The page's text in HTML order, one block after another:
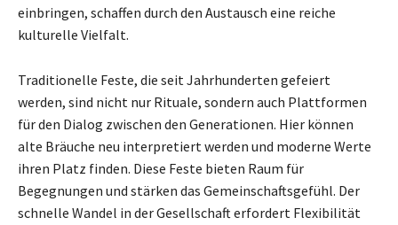
einbringen, schaffen durch den Austausch eine reiche
kulturelle Vielfalt.
Traditionelle Feste, die seit Jahrhunderten gefeiert
werden, sind nicht nur Rituale, sondern auch Plattformen
für den Dialog zwischen den Generationen. Hier können
alte Bräuche neu interpretiert werden und moderne Werte
ihren Platz finden. Diese Feste bieten Raum für
Begegnungen und stärken das Gemeinschaftsgefühl. Der
schnelle Wandel in der Gesellschaft erfordert Flexibilität